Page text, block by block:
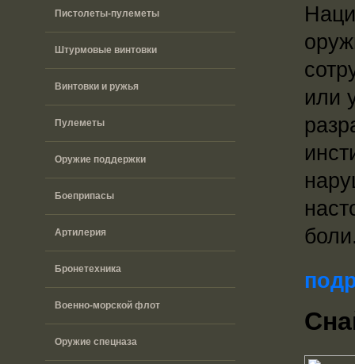
Пистолеты-пулеметы
Штурмовые винтовки
Винтовки и ружья
Пулеметы
Оружие поддержки
Боеприпасы
Артилерия
Бронетехника
Военно-морской флот
Оружие спецназа
или